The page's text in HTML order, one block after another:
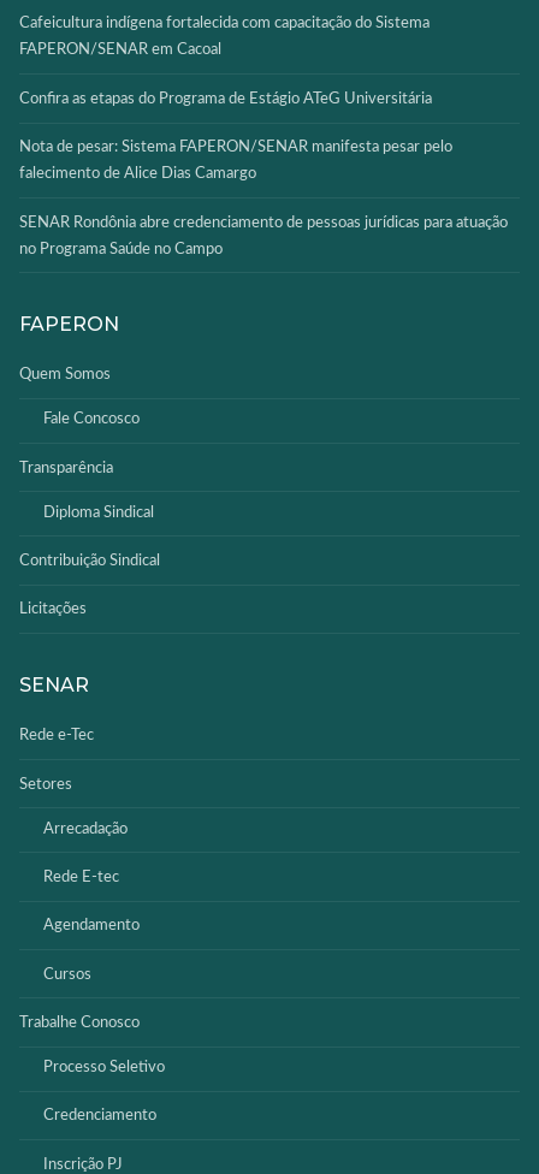
Cafeicultura indígena fortalecida com capacitação do Sistema
FAPERON/SENAR em Cacoal
Confira as etapas do Programa de Estágio ATeG Universitária
Nota de pesar: Sistema FAPERON/SENAR manifesta pesar pelo
falecimento de Alice Dias Camargo
SENAR Rondônia abre credenciamento de pessoas jurídicas para atuação
no Programa Saúde no Campo
FAPERON
Quem Somos
Fale Concosco
Transparência
Diploma Sindical
Contribuição Sindical
Licitações
SENAR
Rede e-Tec
Setores
Arrecadação
Rede E-tec
Agendamento
Cursos
Trabalhe Conosco
Processo Seletivo
Credenciamento
Inscrição PJ